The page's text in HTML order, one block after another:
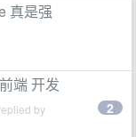
真是强
端 开发
by 2